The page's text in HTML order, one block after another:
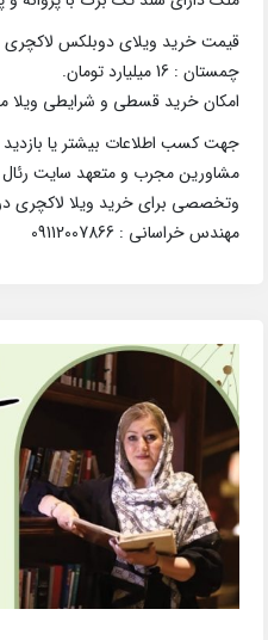
قیمت خرید ویلای دوبلکس لاکچری
چمستان : 16 میلیارد تومان.
امکان خرید قسطی و شرایطی ویلا
جهت کسب اطلاعات بیشتر یا
مشاورین مجرب و متعهد سایت رئال
وتخصصی برای خرید ویلا لاکچری
مهندس خراسانی : 09112007866